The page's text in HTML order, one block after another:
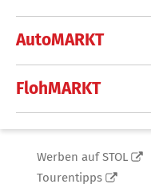
AutoMARKT
FlohMARKT
Werben auf STOL
Tourentipps